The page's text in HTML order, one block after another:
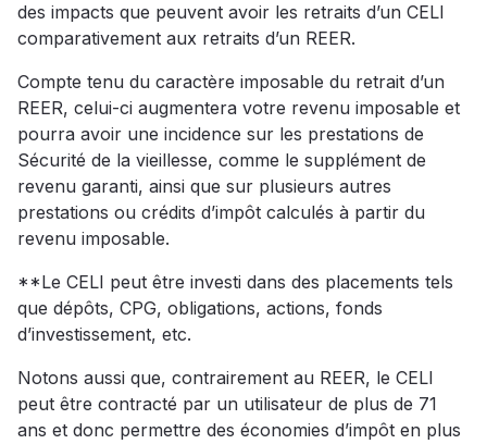
des impacts que peuvent avoir les retraits d’un CELI
comparativement aux retraits d’un REER.
Compte tenu du caractère imposable du retrait d’un
REER, celui-ci augmentera votre revenu imposable et
pourra avoir une incidence sur les prestations de
Sécurité de la vieillesse, comme le supplément de
revenu garanti, ainsi que sur plusieurs autres
prestations ou crédits d’impôt calculés à partir du
revenu imposable.
**Le CELI peut être investi dans des placements tels
que dépôts, CPG, obligations, actions, fonds
d’investissement, etc.
Notons aussi que, contrairement au REER, le CELI
peut être contracté par un utilisateur de plus de 71
ans et donc permettre des économies d’impôt en plus